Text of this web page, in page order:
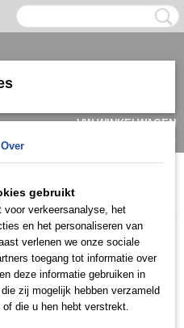
UW WINKELWAGEN
(0)
Ck collectie (Zilver)
Over
gebruikt
voor verkeersanalyse, het
en het personaliseren van
verlenen we onze sociale
toegang tot informatie over
deze informatie gebruiken in
zij mogelijk hebben verzameld
die u hen hebt verstrekt.